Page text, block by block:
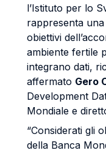
l’Istituto per lo
rappresenta
obiettivi
ambiente fertile
integrano dati,
affermato Gero
Development
Mondiale e
“Considerati gli
della Banca